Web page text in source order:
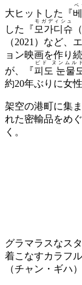
大ヒットした『
ペ
した『 모가디슈
モガディシュ
（2021）など、
ョン映画を作り
が、『피도 눈물
ピド ヌンムル
約20年ぶりに女
架空の港町に集
れた密輸品をめ
く。
グラマラスなス
着こなすカラフ
（チャン・ギハ